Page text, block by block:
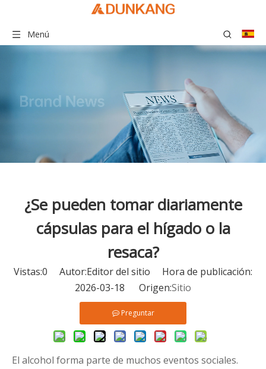
Menú
¿Se pueden tomar diariamente
cápsulas para el hígado o la
resaca?
Vistas:0 Autor:Editor del sitio Hora de publicación:
2026-03-18 Origen:Sitio
Preguntar
El alcohol forma parte de muchos eventos sociales.